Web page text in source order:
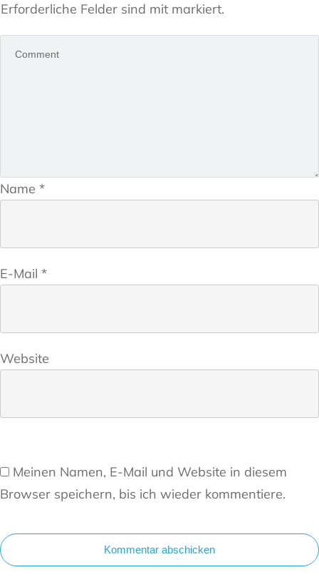
Erforderliche Felder sind mit markiert.
Name *
E-Mail *
Website
Meinen Namen, E-Mail und Website in diesem
Browser speichern, bis ich wieder kommentiere.
Kommentar abschicken